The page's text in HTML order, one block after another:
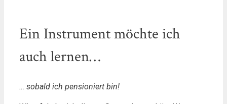
Ein Instrument möchte ich
auch lernen…
… sobald ich pensioniert bin!